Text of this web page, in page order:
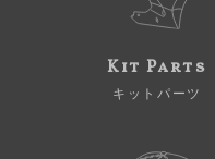
Kit Parts
キットパーツ